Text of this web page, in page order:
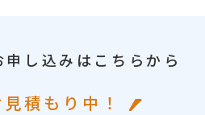
し込みはこちらから
積もり中！